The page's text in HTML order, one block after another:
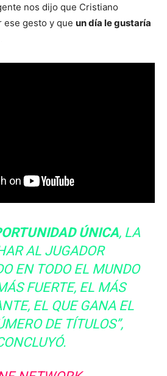
nos dijo que Cristiano
ese gesto y que un día le gustaría
ÚNICA, LA
AL JUGADOR
EN TODO EL MUNDO
FUERTE, EL MÁS
EL QUE GANA EL
DE TÍTULOS”,